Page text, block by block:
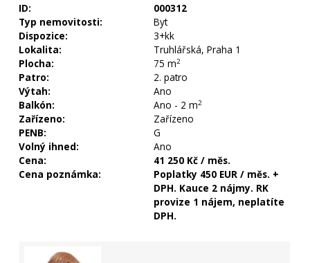
ID:
000312
Typ nemovitosti:
Byt
Dispozice:
3+kk
Lokalita:
Truhlářská, Praha 1
Plocha:
75 m2
Patro:
2. patro
Výtah:
Ano
Balkón:
Ano - 2 m2
Zařízeno:
Zařízeno
PENB:
G
Volný ihned:
Ano
Cena:
41 250 Kč / měs.
Cena poznámka:
Poplatky 450 EUR / měs. +
DPH. Kauce 2 nájmy. RK
provize 1 nájem, neplatíte
DPH.